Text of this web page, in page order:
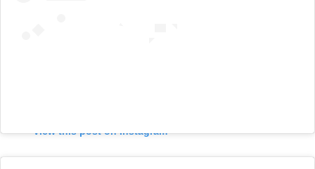
View this post on Instagram